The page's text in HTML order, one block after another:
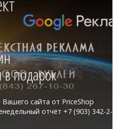
подарок
сайта от PriceShop
отчёт +7 (903) 342-2-